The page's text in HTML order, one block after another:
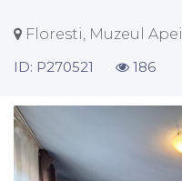
Floresti, Muzeul Apei
ID: P270521 186